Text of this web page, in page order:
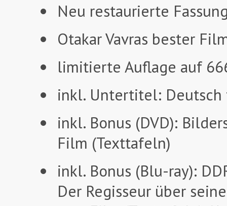
Neu restaurierte
Otakar Vavras bester
limitierte Auflage auf
inkl. Untertitel: Deutsch
inkl. Bonus (DVD):
Film (Texttafeln)
inkl. Bonus (Blu-ray):
Der Regisseur über